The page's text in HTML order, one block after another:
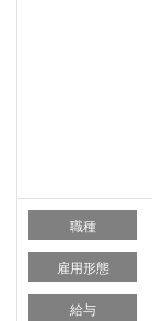
職種
雇用形態
給与